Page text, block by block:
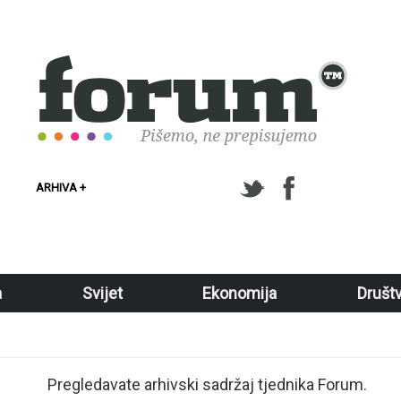
ARHIVA +
Svijet Ekonomija
Pregledavate arhivski sadržaj tjednika Forum.